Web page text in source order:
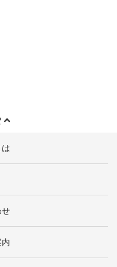
せ